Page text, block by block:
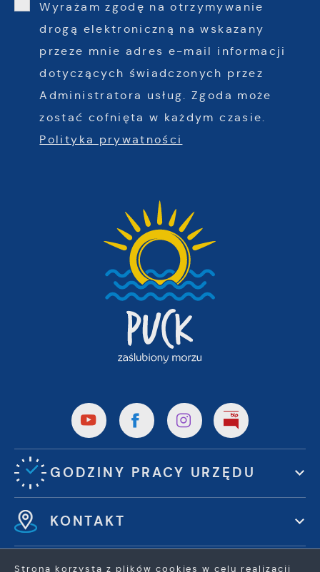
Wyrażam zgodę na otrzymywanie
drogą elektroniczną na wskazany
przeze mnie adres e-mail informacji
dotyczących świadczonych przez
Administratora usług. Zgoda może
zostać cofnięta w każdym czasie.
Polityka prywatności
GODZINY PRACY URZĘDU
KONTAKT
Strona korzysta z plików cookies w celu realizacji